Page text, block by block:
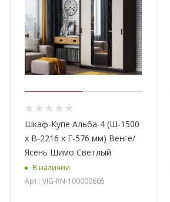
Шкаф-Купе Альба-4 (Ш-1500
х В-2216 х Г-576 мм) Венге/
Ясень Шимо Светлый
В наличии
Арт.: VIG-RN-100000605